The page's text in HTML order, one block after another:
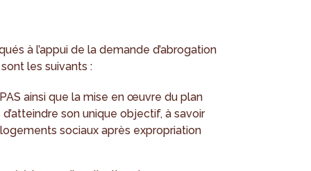
à l’appui de la demande d’abrogation
les suivants :
ainsi que la mise en œuvre du plan
son unique objectif, à savoir
sociaux après expropriation